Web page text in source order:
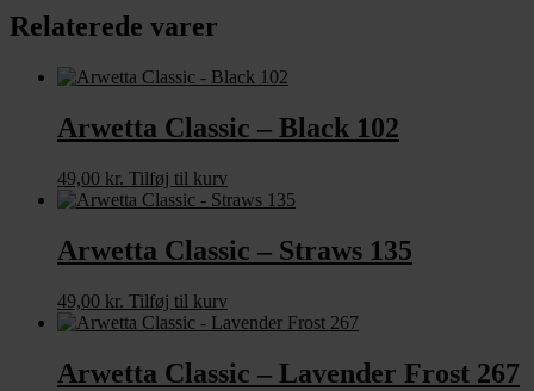
Relaterede varer
Arwetta Classic – Black 102
49,00 kr. Tilføj til kurv
Arwetta Classic – Straws 135
49,00 kr. Tilføj til kurv
Arwetta Classic – Lavender Frost 267